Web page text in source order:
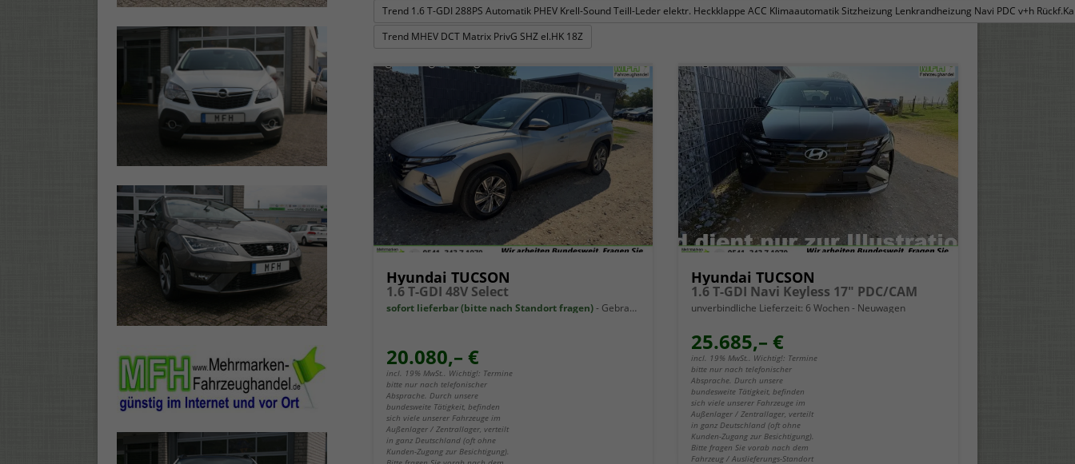
Trend 1.6 T-GDI 288PS Automatik PHEV Krell-Sound Teill-Leder elektr. Heckklappe ACC Klimaautomatik Sitzheizung Lenkrandheizung Navi PDC v+h
Trend MHEV DCT Matrix PrivG SHZ el.HK 18Z
Hyundai TUCSON
1.6 T-GDI 48V Select
sofort lieferbar (bitte nach Standort fragen) Gebrauchtwagen
20.080,– €
incl. 19% MwSt.. Wichtig!: Termine
bitte nur nach telefonischer
Absprache. Durch unsere
bundesweite Tätigkeit, befinden
sich viele unserer Fahrzeuge im
Außenlager / Zentrallager, verteilt
in ganz Deutschland (oft ohne
Kunden-Zugang zur Besichtigung).
Hyundai TUCSON
1.6 T-GDI Navi Keyless 17" PDC/CAM
unverbindliche Lieferzeit: 6 Wochen Neuwagen
25.685,– €
incl. 19% MwSt.. Wichtig!: Termine
bitte nur nach telefonischer
Absprache. Durch unsere
bundesweite Tätigkeit, befinden
sich viele unserer Fahrzeuge im
Außenlager / Zentrallager, verteilt
in ganz Deutschland (oft ohne
Kunden-Zugang zur Besichtigung).
Bitte fragen Sie vorab nach dem
Fahrzeug / Auslieferungs-Standort